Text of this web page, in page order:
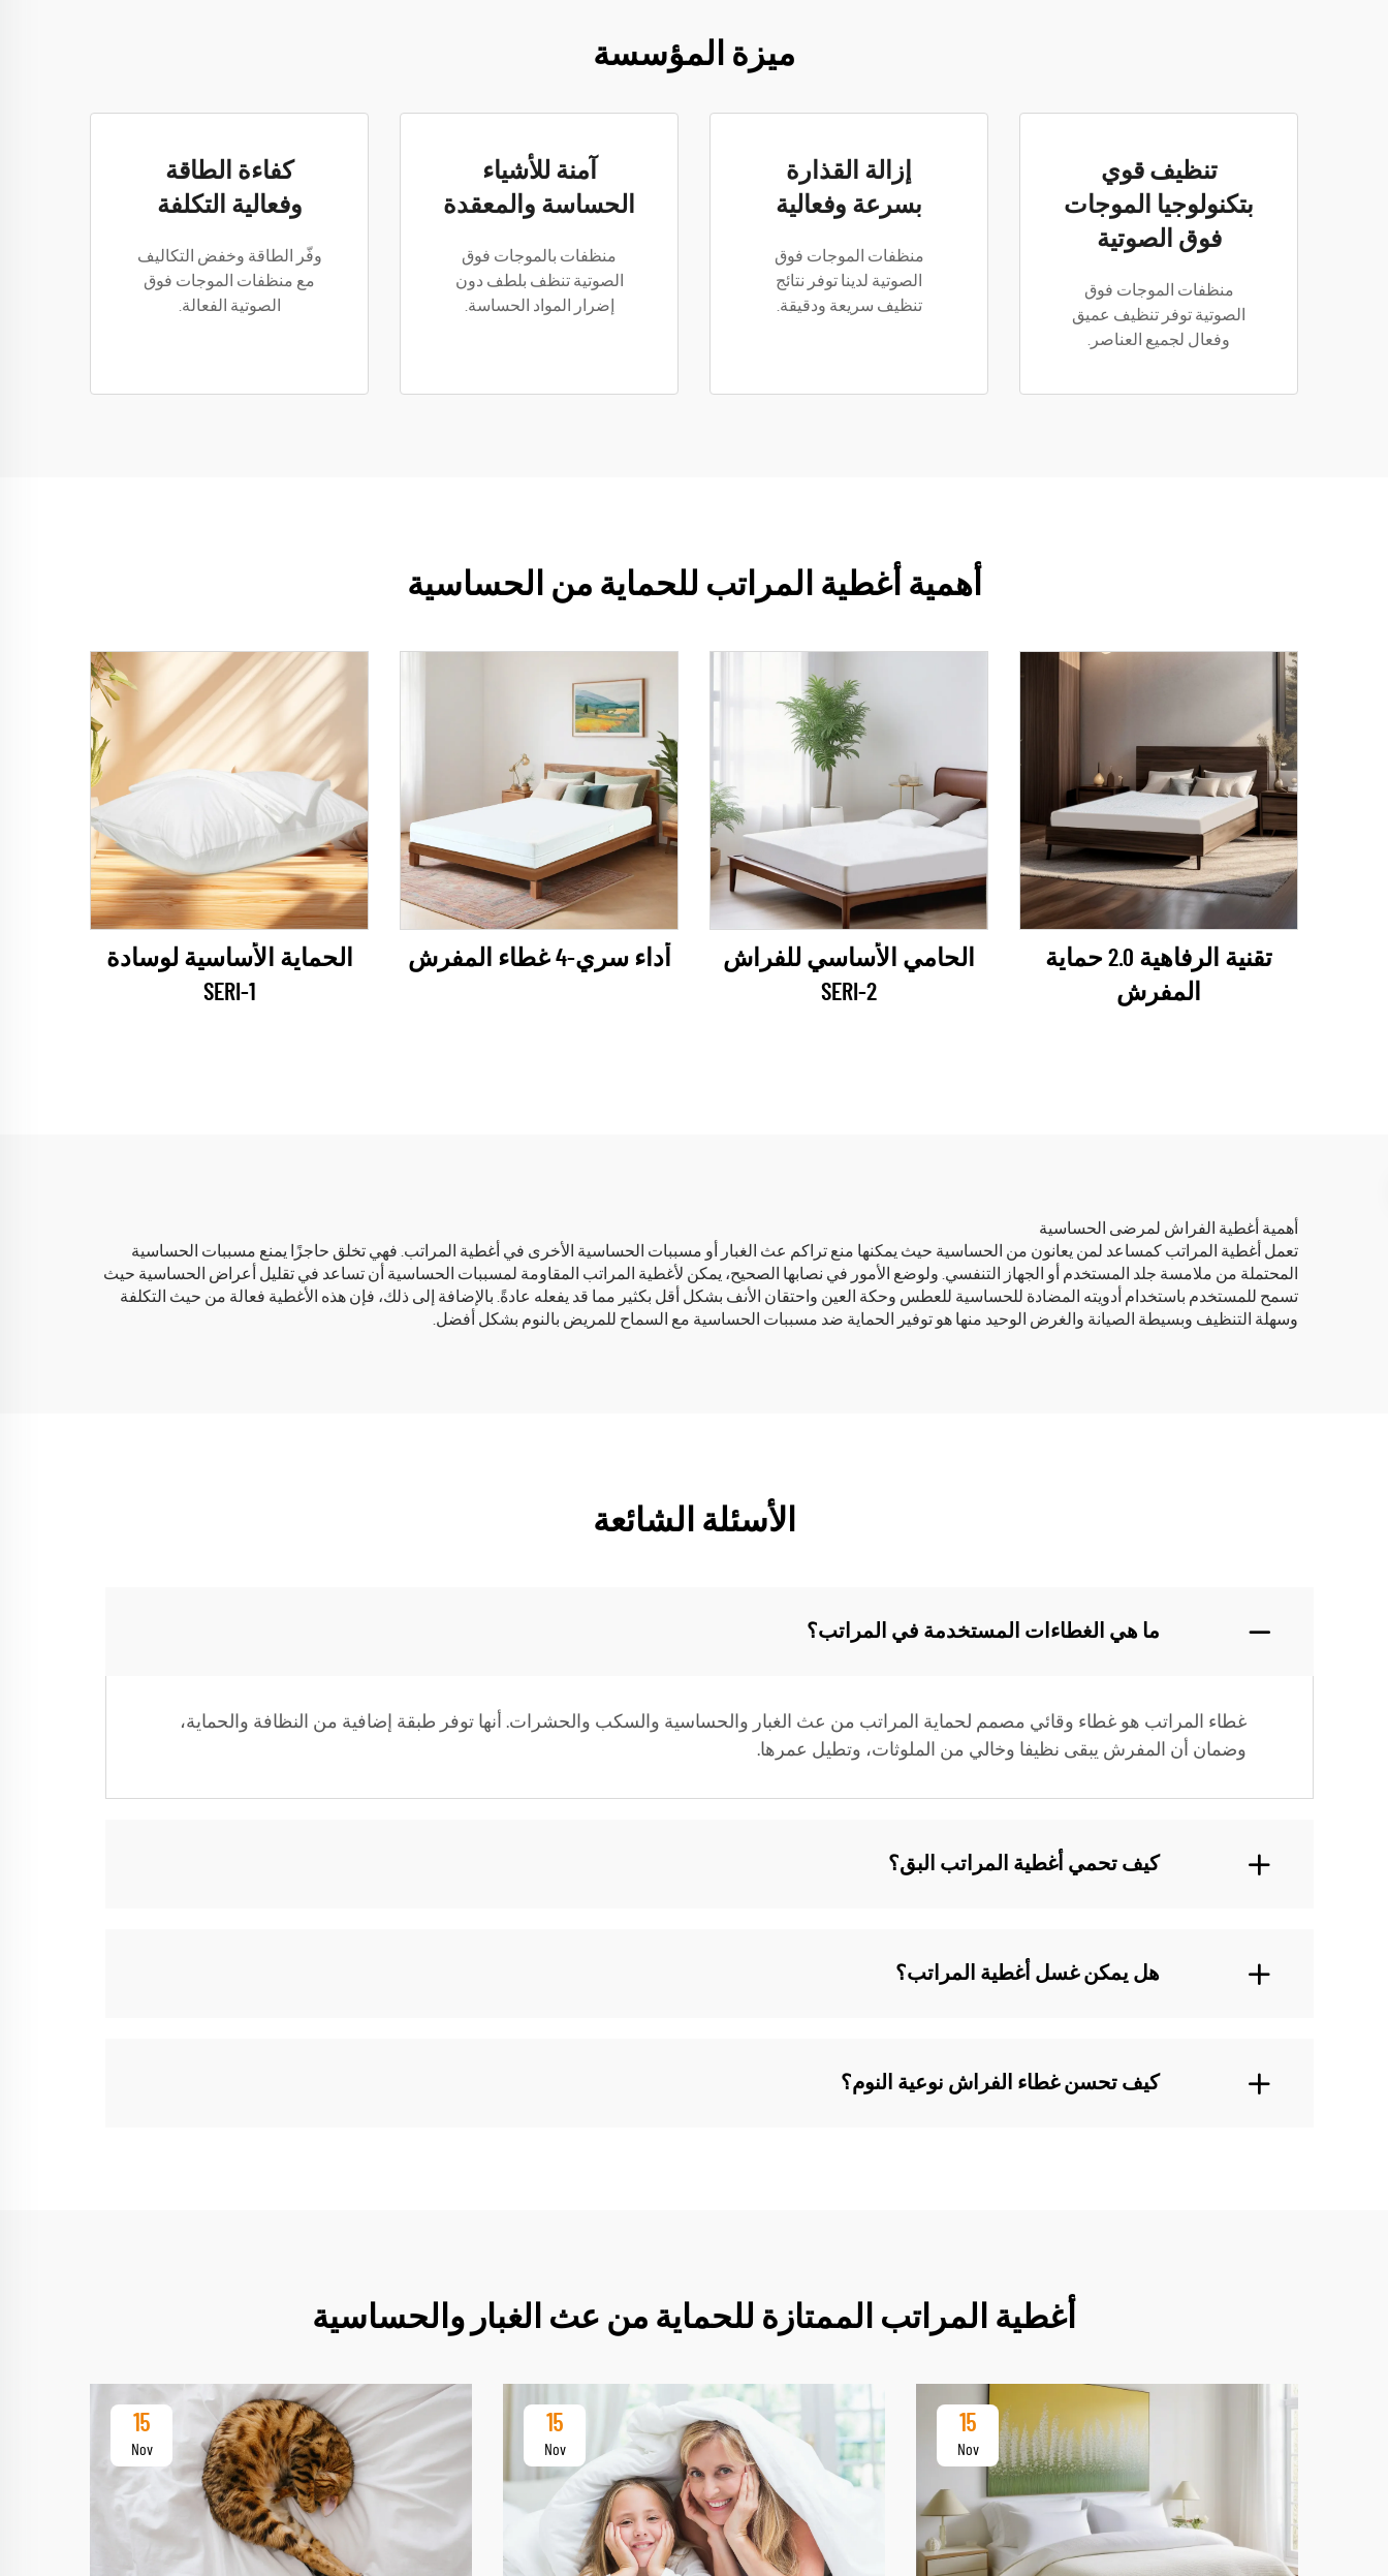
ميزة المؤسسة
تنظيف قوي
بتكنولوجيا الموجات
فوق الصوتية
منظفات الموجات فوق
الصوتية توفر تنظيف عميق
وفعال لجميع العناصر.
إزالة القذارة
بسرعة وفعالية
منظفات الموجات فوق
الصوتية لدينا توفر نتائج
تنظيف سريعة ودقيقة.
آمنة للأشياء
الحساسة والمعقدة
منظفات بالموجات فوق
الصوتية تنظف بلطف دون
إضرار المواد الحساسة.
كفاءة الطاقة
وفعالية التكلفة
وفّر الطاقة وخفض التكاليف
مع منظفات الموجات فوق
الصوتية الفعالة.
أهمية أغطية المراتب للحماية من الحساسية
تقنية الرفاهية 2.0 حماية
المفرش
الحامي الأساسي للفراش
SERI-2
أداء سري-4 غطاء المفرش
الحماية الأساسية لوسادة
SERI-1
أهمية أغطية الفراش لمرضى الحساسية
تعمل أغطية المراتب كمساعد لمن يعانون من الحساسية حيث يمكنها منع تراكم عث الغبار أو مسببات الحساسية الأخرى في أغطية المراتب. فهي تخلق حاجزًا يمنع مسببات الحساسية
المحتملة من ملامسة جلد المستخدم أو الجهاز التنفسي. ولوضع الأمور في نصابها الصحيح، يمكن لأغطية المراتب المقاومة لمسببات الحساسية أن تساعد في تقليل أعراض الحساسية حيث
تسمح للمستخدم باستخدام أدويته المضادة للحساسية للعطس وحكة العين واحتقان الأنف بشكل أقل بكثير مما قد يفعله عادةً. بالإضافة إلى ذلك، فإن هذه الأغطية فعالة من حيث التكلفة
وسهلة التنظيف وبسيطة الصيانة والغرض الوحيد منها هو توفير الحماية ضد مسببات الحساسية مع السماح للمريض بالنوم بشكل أفضل.
الأسئلة الشائعة
ما هي الغطاءات المستخدمة في المراتب؟
غطاء المراتب هو غطاء وقائي مصمم لحماية المراتب من عث الغبار والحساسية والسكب والحشرات. أنها توفر طبقة إضافية من النظافة والحماية،
وضمان أن المفرش يبقى نظيفا وخالي من الملوثات، وتطيل عمرها.
كيف تحمي أغطية المراتب البق؟
هل يمكن غسل أغطية المراتب؟
كيف تحسن غطاء الفراش نوعية النوم؟
أغطية المراتب الممتازة للحماية من عث الغبار والحساسية
15
Nov
15
Nov
15
Nov